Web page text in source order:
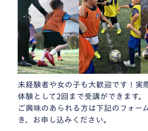
未経験者や女の子も大歓迎です！実
体験として2回まで受講ができます。
ご興味のあられる方は下記のフォー
き、お申し込みください。